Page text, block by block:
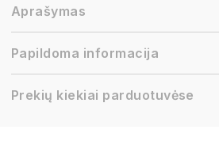
Aprašymas
Papildoma informacija
Prekių kiekiai parduotuvėse